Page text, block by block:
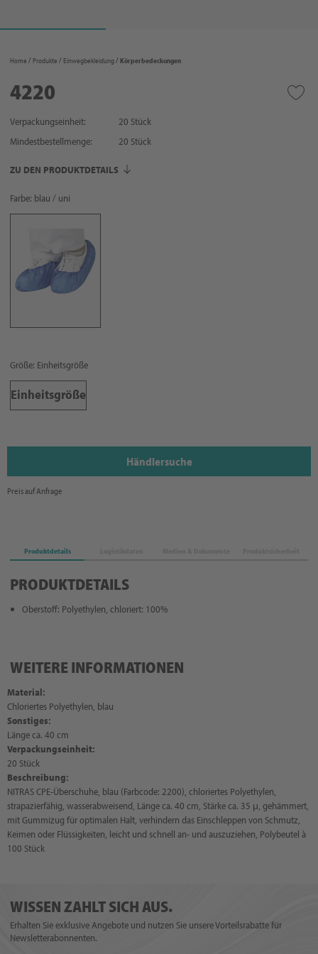
Home Produkte Einwegbekleidung Körperbedeckungen
4220
Verpackungseinheit:
20 Stück
Mindestbestellmenge:
20 Stück
ZU DEN PRODUKTDETAILS
Farbe: blau / uni
Größe: Einheitsgröße
Einheitsgröße
Händlersuche
Preis auf Anfrage
Produktdetails
PRODUKTDETAILS
Oberstoff: Polyethylen, chloriert: 100%
WEITERE INFORMATIONEN
Material:
Chloriertes Polyethylen, blau
Sonstiges:
Länge ca. 40 cm
Verpackungseinheit:
20 Stück
Beschreibung:
NITRAS CPE-Überschuhe, blau (Farbcode: 2200), chloriertes Polyethylen,
strapazierfähig, wasserabweisend, Länge ca. 40 cm, Stärke ca. 35 μ, gehämmert,
mit Gummizug für optimalen Halt, verhindern das Einschleppen von Schmutz,
Keimen oder Flüssigkeiten, leicht und schnell an- und auszuziehen, Polybeutel à
100 Stück
WISSEN ZAHLT SICH AUS.
Erhalten Sie exklusive Angebote und nutzen Sie unsere Vorteilsrabatte für
Newsletterabonnenten.